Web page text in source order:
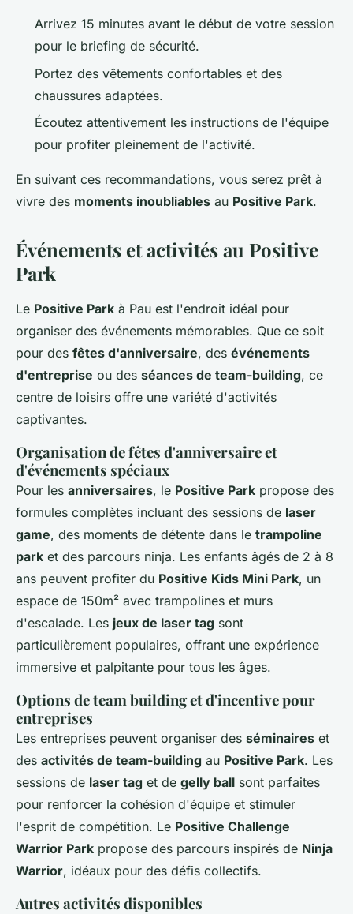
Arrivez 15 minutes avant le début de votre session
pour le briefing de sécurité.
Portez des vêtements confortables et des
chaussures adaptées.
Écoutez attentivement les instructions de l'équipe
pour profiter pleinement de l'activité.
En suivant ces recommandations, vous serez prêt à
vivre des moments inoubliables au Positive Park.
Événements et activités au Positive
Park
Le Positive Park à Pau est l'endroit idéal pour
organiser des événements mémorables. Que ce soit
pour des fêtes d'anniversaire, des événements
d'entreprise ou des séances de team-building, ce
centre de loisirs offre une variété d'activités
captivantes.
Organisation de fêtes d'anniversaire et
d'événements spéciaux
Pour les anniversaires, le Positive Park propose des
formules complètes incluant des sessions de laser
game, des moments de détente dans le trampoline
park et des parcours ninja. Les enfants âgés de 2 à 8
ans peuvent profiter du Positive Kids Mini Park, un
espace de 150m² avec trampolines et murs
d'escalade. Les jeux de laser tag sont
particulièrement populaires, offrant une expérience
immersive et palpitante pour tous les âges.
Options de team building et d'incentive pour
entreprises
Les entreprises peuvent organiser des séminaires et
des activités de team-building au Positive Park. Les
sessions de laser tag et de gelly ball sont parfaites
pour renforcer la cohésion d'équipe et stimuler
l'esprit de compétition. Le Positive Challenge
Warrior Park propose des parcours inspirés de Ninja
Warrior, idéaux pour des défis collectifs.
Autres activités disponibles